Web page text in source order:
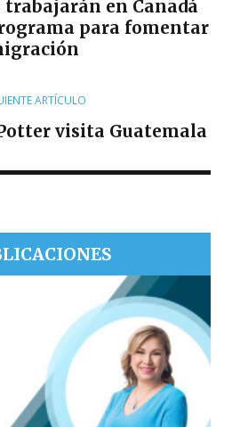
en Canadá
para fomentar
ARTÍCULO
visita Guatemala